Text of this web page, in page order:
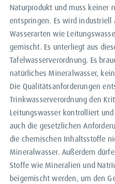
Naturprodukt und muss keiner
entspringen. Es wird industriell
Wasserarten wie
gemischt. Es unterliegt aus
Tafelwasserverordnung. Es
natürliches Mineralwasser,
Die Qualitätsanforderungen
Trinkwasserverordnung den
Leitungswasser kontrolliert
auch die gesetzlichen
die chemischen Inhaltsstoffe
Mineralwasser. Außerdem
Stoffe wie Mineralien und
beigemischt werden, um den